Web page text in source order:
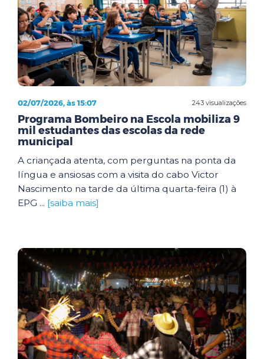
243 visualizações
02/07/2026, às 15:07
Programa Bombeiro na Escola mobiliza 9
mil estudantes das escolas da rede
municipal
A criançada atenta, com perguntas na ponta da
língua e ansiosas com a visita do cabo Victor
Nascimento na tarde da última quarta-feira (1) à
EPG ... [saiba mais]